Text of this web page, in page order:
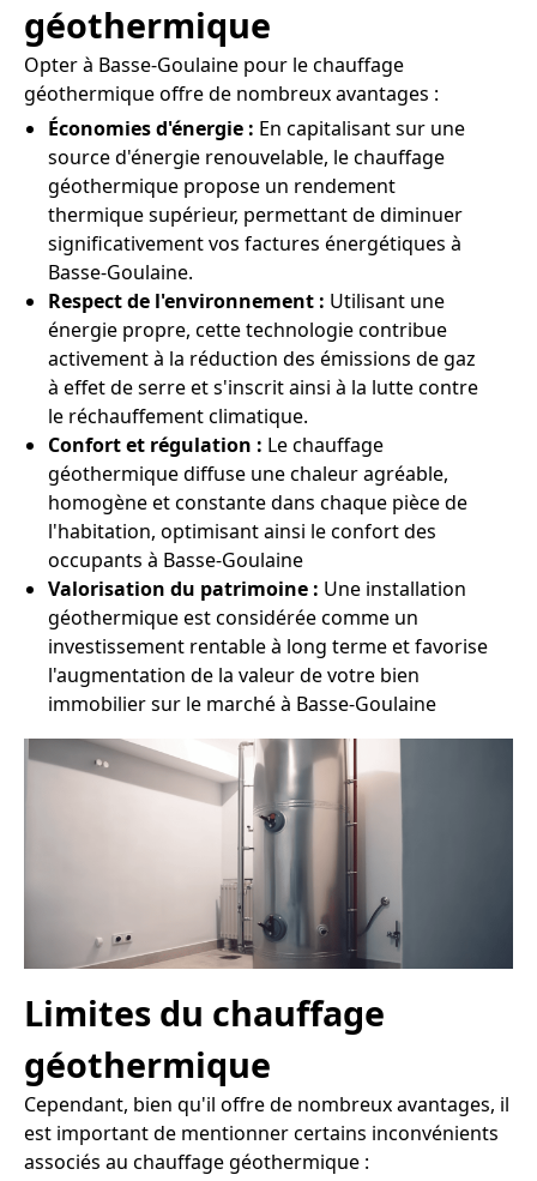
géothermique
Opter à Basse-Goulaine pour le chauffage
géothermique offre de nombreux avantages :
Économies d'énergie : En capitalisant sur une
source d'énergie renouvelable, le chauffage
géothermique propose un rendement
thermique supérieur, permettant de diminuer
significativement vos factures énergétiques à
Basse-Goulaine.
Respect de l'environnement : Utilisant une
énergie propre, cette technologie contribue
activement à la réduction des émissions de gaz
à effet de serre et s'inscrit ainsi à la lutte contre
le réchauffement climatique.
Confort et régulation : Le chauffage
géothermique diffuse une chaleur agréable,
homogène et constante dans chaque pièce de
l'habitation, optimisant ainsi le confort des
occupants à Basse-Goulaine
Valorisation du patrimoine : Une installation
géothermique est considérée comme un
investissement rentable à long terme et favorise
l'augmentation de la valeur de votre bien
immobilier sur le marché à Basse-Goulaine
Limites du chauffage
géothermique
Cependant, bien qu'il offre de nombreux avantages, il
est important de mentionner certains inconvénients
associés au chauffage géothermique :